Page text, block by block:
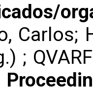
Carlos;
;